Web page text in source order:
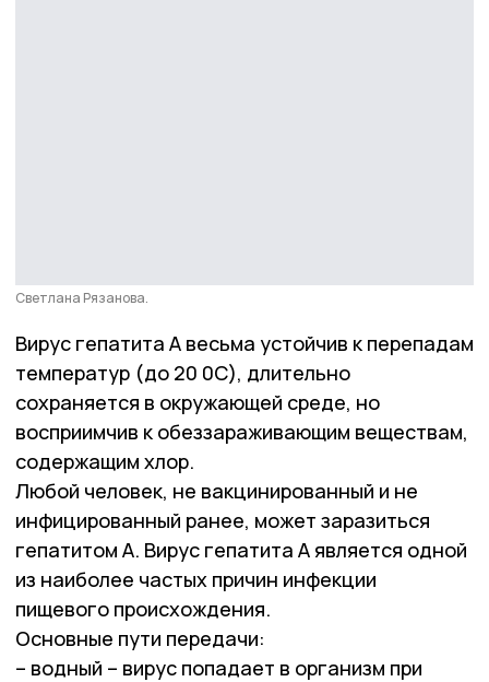
Светлана Рязанова.
Вирус гепатита А весьма устойчив к перепадам
температур (до 20 0С), длительно
сохраняется в окружающей среде, но
восприимчив к обеззараживающим веществам,
содержащим хлор.
Любой человек, не вакцинированный и не
инфицированный ранее, может заразиться
гепатитом А. Вирус гепатита А является одной
из наиболее частых причин инфекции
пищевого происхождения.
Основные пути передачи:
– водный – вирус попадает в организм при